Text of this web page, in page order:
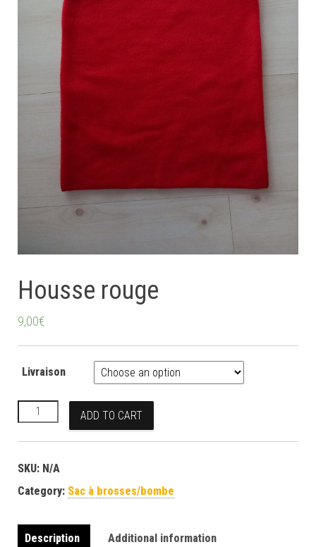
Housse rouge
9,00€
Livraison
Housse rouge quantity
ADD TO CART
SKU: N/A
Category: Sac à brosses/bombe
Description Additional information